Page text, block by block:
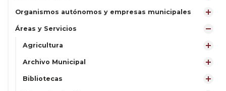
Organismos autónomos y empresas municipales
Áreas y Servicios
Agricultura
Archivo Municipal
Bibliotecas